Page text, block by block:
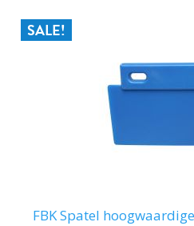
SALE!
FBK Spatel